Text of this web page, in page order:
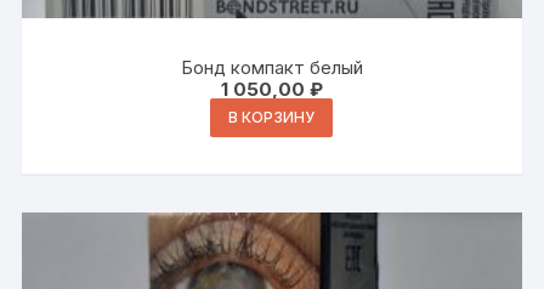
Бонд компакт белый
1 050,00 ₽
В КОРЗИНУ